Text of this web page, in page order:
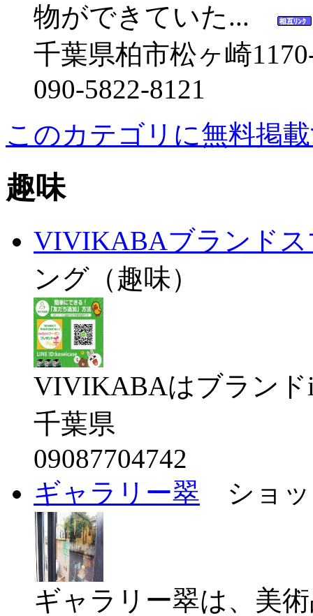
物ができていた...
千葉県柏市松ヶ崎
090-5822-8121
このカテゴリに無料掲
趣味
VIVIKABAブランド
ング（趣味）
VIVIKABAはブランド
千葉県
09087704742
ギャラリー翠 ショッ
ギャラリー翠は、美